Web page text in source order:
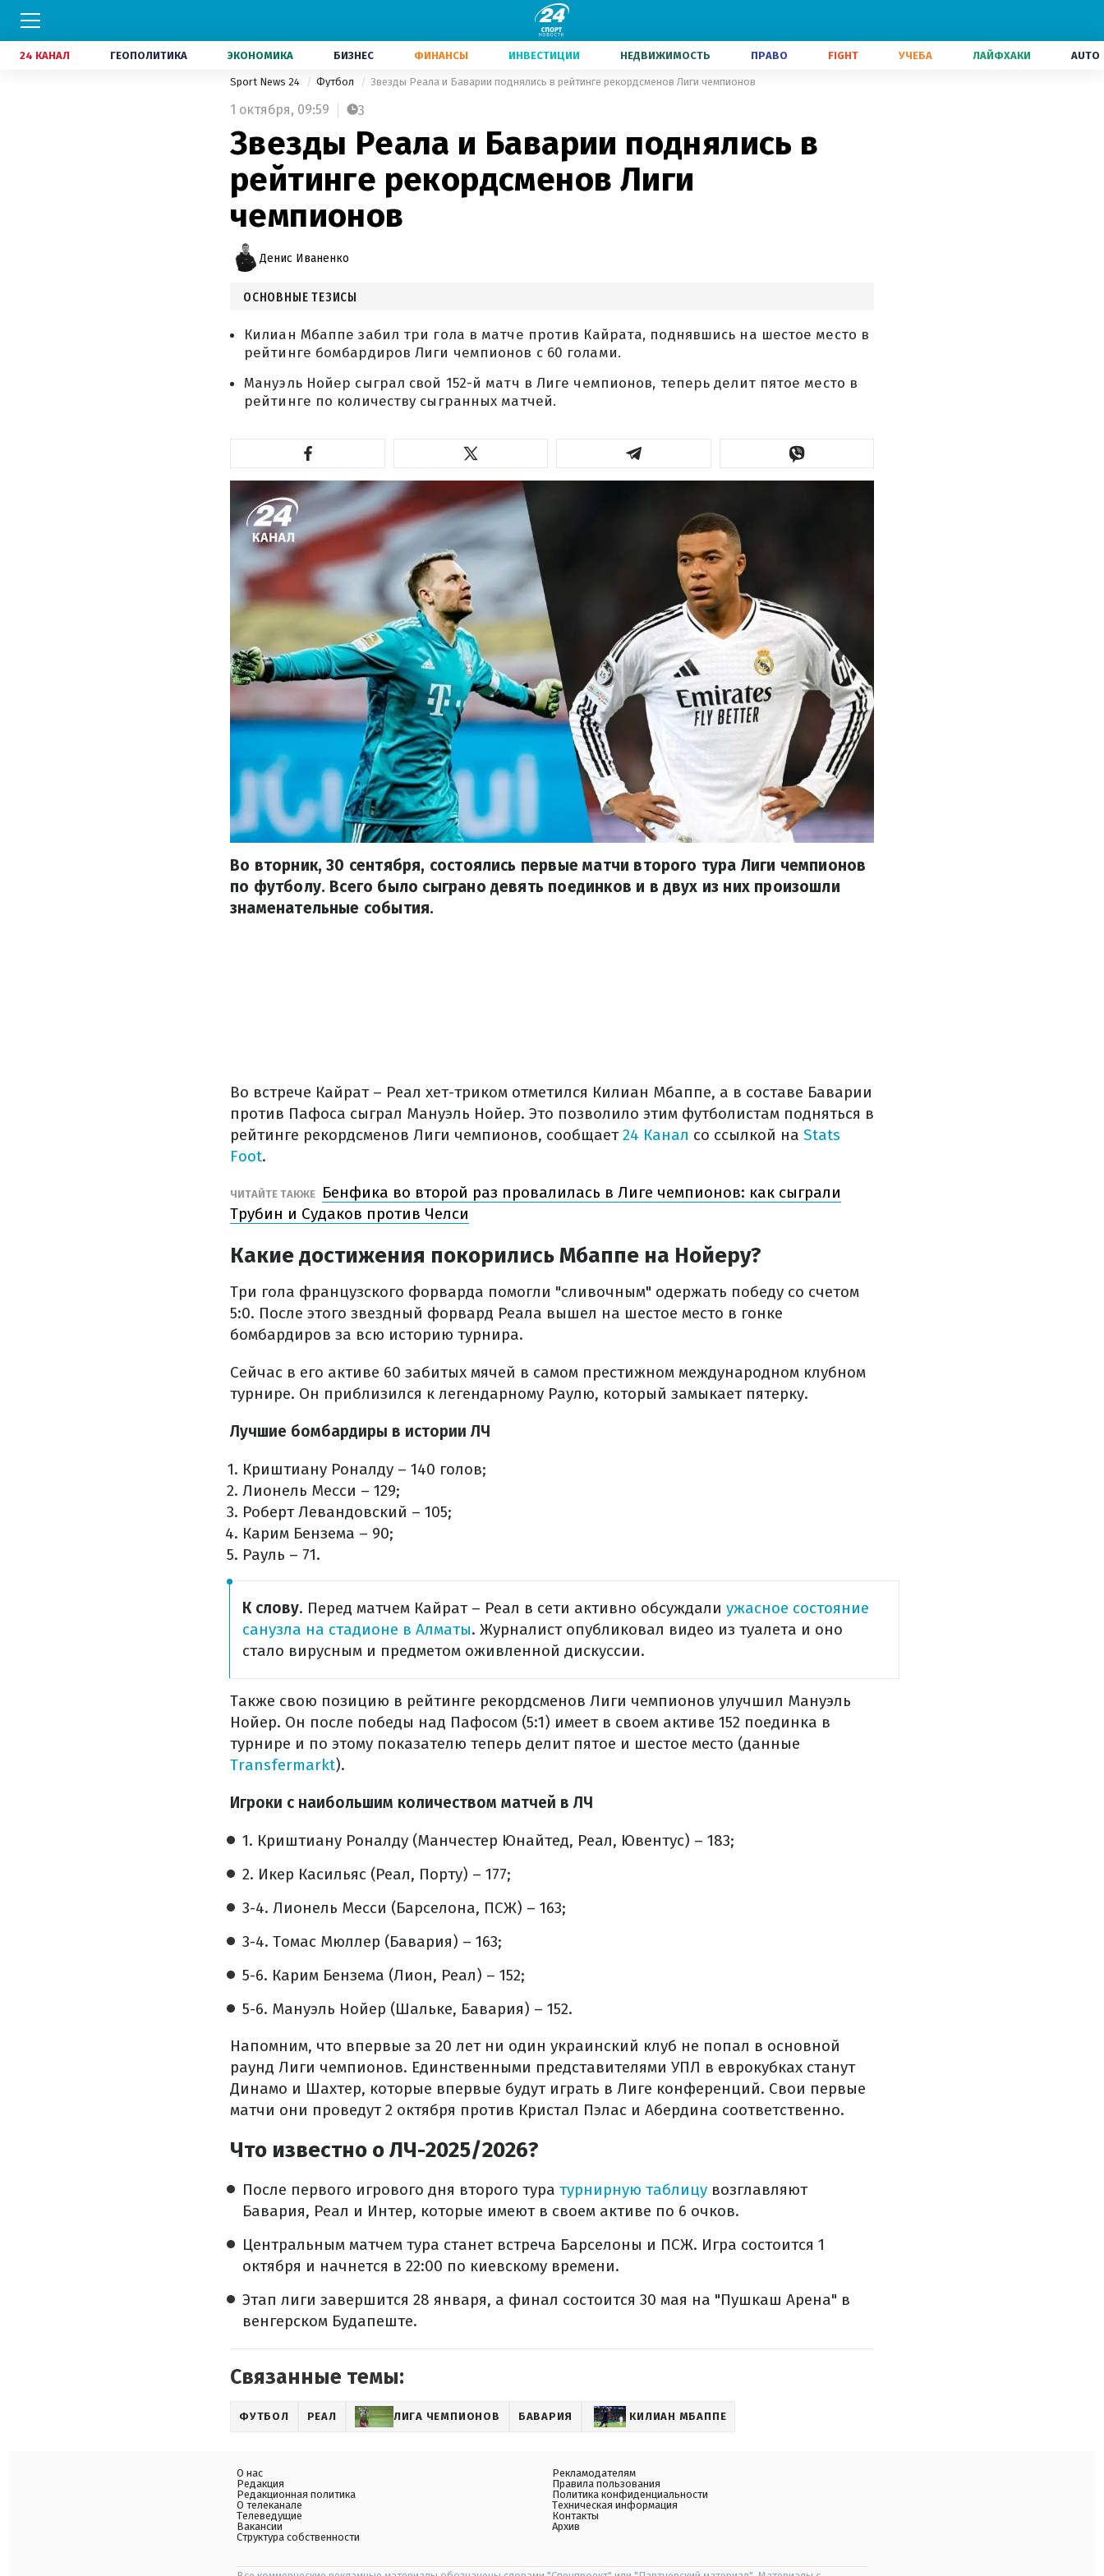
24 КАНАЛ ГЕОПОЛИТИКА ЭКОНОМИКА БИЗНЕС ФИНАНСЫ ИНВЕСТИЦИИ НЕДВИЖИМОСТЬ ПРАВО FIGHT УЧЕБА ЛАЙФХАКИ AUTO
Sport News 24 Футбол Звезды Реала и Баварии поднялись в рейтинге рекордсменов Лиги чемпионов
1 октября, 09:59 3
Звезды Реала и Баварии поднялись в
рейтинге рекордсменов Лиги
чемпионов
Денис Иваненко
ОСНОВНЫЕ ТЕЗИСЫ
Килиан Мбаппе забил три гола в матче против Кайрата, поднявшись на шестое место в
рейтинге бомбардиров Лиги чемпионов с 60 голами.
Мануэль Нойер сыграл свой 152-й матч в Лиге чемпионов, теперь делит пятое место в
рейтинге по количеству сыгранных матчей.
Во вторник, 30 сентября, состоялись первые матчи второго тура Лиги чемпионов
по футболу. Всего было сыграно девять поединков и в двух из них произошли
знаменательные события.
Во встрече Кайрат – Реал хет-триком отметился Килиан Мбаппе, а в составе Баварии
против Пафоса сыграл Мануэль Нойер. Это позволило этим футболистам подняться в
рейтинге рекордсменов Лиги чемпионов, сообщает24 Канал со ссылкой на Stats
Foot.
ЧИТАЙТЕ ТАКЖЕ
Бенфика во второй раз провалилась в Лиге чемпионов: как сыграли
Трубин и Судаков против Челси
Какие достижения покорились Мбаппе на Нойеру?
Три гола французского форварда помогли "сливочным" одержать победу со счетом
5:0. После этого звездный форвард Реала вышел на шестое место в гонке
бомбардиров за всю историю турнира.
Сейчас в его активе 60 забитых мячей в самом престижном международном клубном
турнире. Он приблизился к легендарному Раулю, который замыкает пятерку.
Лучшие бомбардиры в истории ЛЧ
Криштиану Роналду – 140 голов;
Лионель Месси – 129;
Роберт Левандовский – 105;
Карим Бензема – 90;
Рауль – 71.
К слову. Перед матчем Кайрат – Реал в сети активно обсуждали ужасное состояние
санузла на стадионе в Алматы. Журналист опубликовал видео из туалета и оно
стало вирусным и предметом оживленной дискуссии.
Также свою позицию в рейтинге рекордсменов Лиги чемпионов улучшил Мануэль
Нойер. Он после победы над Пафосом (5:1) имеет в своем активе 152 поединка в
турнире и по этому показателю теперь делит пятое и шестое место (данные
Transfermarkt).
Игроки с наибольшим количеством матчей в ЛЧ
1. Криштиану Роналду (Манчестер Юнайтед, Реал, Ювентус) – 183;
2. Икер Касильяс (Реал, Порту) – 177;
3-4. Лионель Месси (Барселона, ПСЖ) – 163;
3-4. Томас Мюллер (Бавария) – 163;
5-6. Карим Бензема (Лион, Реал) – 152;
5-6. Мануэль Нойер (Шальке, Бавария) – 152.
Напомним, что впервые за 20 лет ни один украинский клуб не попал в основной
раунд Лиги чемпионов. Единственными представителями УПЛ в еврокубках станут
Динамо и Шахтер, которые впервые будут играть в Лиге конференций. Свои первые
матчи они проведут 2 октября против Кристал Пэлас и Абердина соответственно.
Что известно о ЛЧ-2025/2026?
После первого игрового дня второго тура турнирную таблицу возглавляют
Бавария, Реал и Интер, которые имеют в своем активе по 6 очков.
Центральным матчем тура станет встреча Барселоны и ПСЖ. Игра состоится 1
октября и начнется в 22:00 по киевскому времени.
Этап лиги завершится 28 января, а финал состоится 30 мая на "Пушкаш Арена" в
венгерском Будапеште.
Связанные темы:
ФУТБОЛ РЕАЛ ЛИГА ЧЕМПИОНОВ БАВАРИЯ КИЛИАН МБАППЕ
О нас
Редакция
Редакционная политика
О телеканале
Телеведущие
Вакансии
Структура собственности
Рекламодателям
Правила пользования
Политика конфиденциальности
Техническая информация
Контакты
Архив